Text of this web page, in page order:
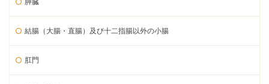
結腸（大腸・直腸）及び十二指腸以外の小腸
肛門